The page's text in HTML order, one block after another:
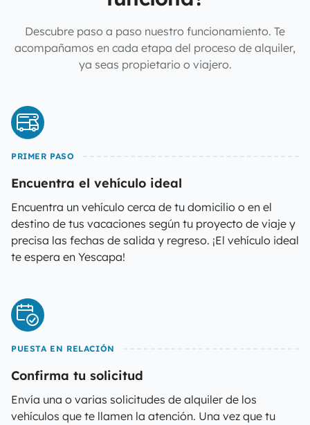
Descubre paso a paso nuestro funcionamiento. Te
acompañamos en cada etapa del proceso de alquiler,
ya seas propietario o viajero.
PRIMER PASO
Encuentra el vehículo ideal
Encuentra un vehículo cerca de tu domicilio o en el
destino de tus vacaciones según tu proyecto de viaje y
precisa las fechas de salida y regreso. ¡El vehículo ideal
te espera en Yescapa!
PUESTA EN RELACIÓN
Confirma tu solicitud
Envía una o varias solicitudes de alquiler de los
vehículos que te llamen la atención. Una vez que tu